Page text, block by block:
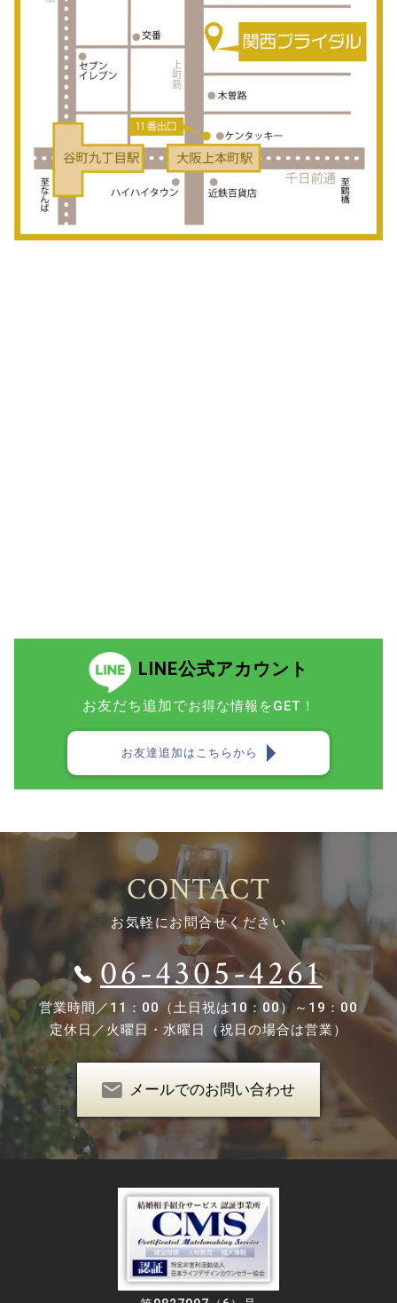
LINE公式アカウント
お友だち追加でお得な情報をGET！
お友達追加はこちらから
CONTACT
お気軽にお問合せください
06-4305-4261
営業時間／ 11：00（土日祝は10：00）～19：00
定休日／火曜日・水曜日（祝日の場合は営業）
メールでのお問い合わせ